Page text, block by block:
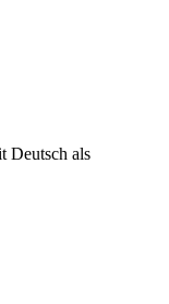
Deutsch als